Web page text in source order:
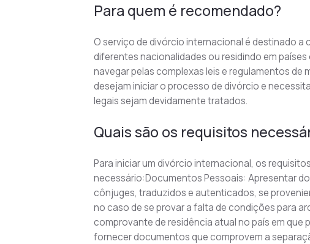
Para quem é recomendado?
O serviço de divórcio internacional é destinado
diferentes nacionalidades ou residindo em
navegar pelas complexas leis e regulamentos de
desejam iniciar o processo de divórcio e
legais sejam devidamente tratados.
Quais são os requisitos
Para iniciar um divórcio internacional, os
necessário:Documentos Pessoais: Apresentar
cônjuges, traduzidos e autenticados, se
no caso de se provar a falta de condições para
comprovante de residência atual no país em que
fornecer documentos que comprovem a